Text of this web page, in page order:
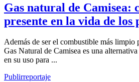
Gas natural de Camisea:
presente en la vida de los
Además de ser el combustible más limpio
Gas Natural de Camisea es una
en su uso para ...
Publirreportaje